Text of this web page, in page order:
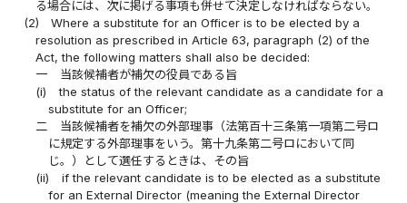
る場合には、次に掲げる事項も併せて決定しなければならない。
(2)
Where a substitute for an Officer is to be elected by a
resolution as prescribed in Article 63, paragraph (2) of the
Act, the following matters shall also be decided:
一
当該候補者が補欠の役員である旨
(i)
the status of the relevant candidate as a candidate for a
substitute for an Officer;
二
当該候補者を補欠の外部理事（法第百十三条第一項第二号ロ
に規定する外部理事をいう。第十九条第二号ロにおいて同
じ。）として選任するときは、その旨
(ii)
if the relevant candidate is to be elected as a substitute
for an External Director (meaning the External Director